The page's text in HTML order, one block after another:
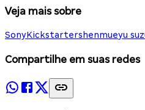
Veja mais sobre
SonyKickstartershenmueyu
Compartilhe em suas redes